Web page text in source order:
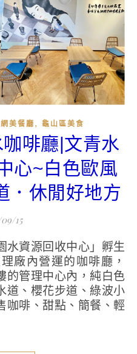
網美餐廳 , 龜山區美食
啡廳|文青水
心~白色歐風
．休閒好地方
15
廠內營運的咖啡廳，
的管理中心內，純白色
道、櫻花步道、綠波小
咖啡、甜點、簡餐、輕